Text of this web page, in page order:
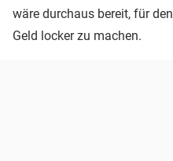
wäre durchaus bereit, für
Geld locker zu machen.